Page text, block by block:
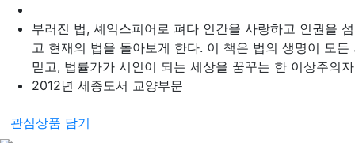
부러진 법, 셰익스피어로 펴다 인간을 사랑하고 인권을
고 현재의 법을 돌아보게 한다. 이 책은 법의 생명이 모
믿고, 법률가가 시인이 되는 세상을 꿈꾸는 한 이상주의
2012년 세종도서 교양부문
관심상품 담기